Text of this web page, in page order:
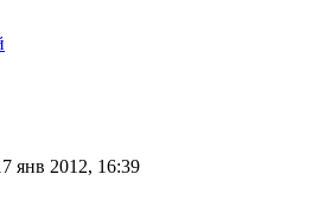
янв 2012, 16:39